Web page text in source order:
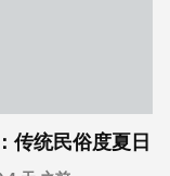
传统民俗度夏日